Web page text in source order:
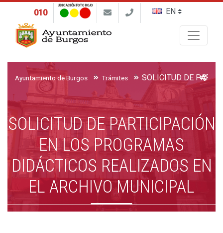
010
UBICACIÓN FOTO ROJO
Ayuntamiento de Burgos Trámites
SOLICITUD DE PARTICIPACIÓN
EN LOS PROGRAMAS
DIDÁCTICOS REALIZADOS EN
EL ARCHIVO MUNICIPAL